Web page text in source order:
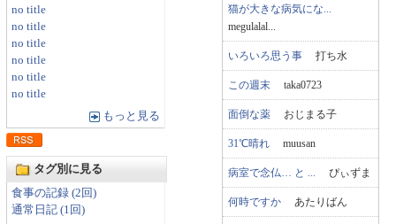
no title
no title
no title
no title
no title
no title
もっと見る
タグ別に見る
食事の記録 (2回)
通常日記 (1回)
猫が大きな病気にな...
megulalal...
いろいろ思う事 打ち水
この週末 taka0723
面倒な薬 おじまる子
31℃晴れ muusan
病室で念仏… と ... ぴぃずま
何時ですか あたりばん